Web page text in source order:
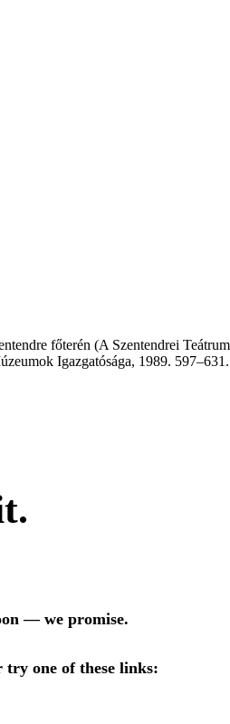
főterén (A Szentendrei
Igazgatósága, 1989. 597–631.